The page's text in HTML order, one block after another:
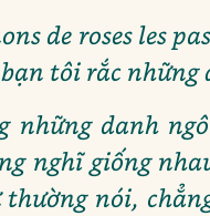
de roses les
tôi rắc những
những danh
nghĩ giống
nói,